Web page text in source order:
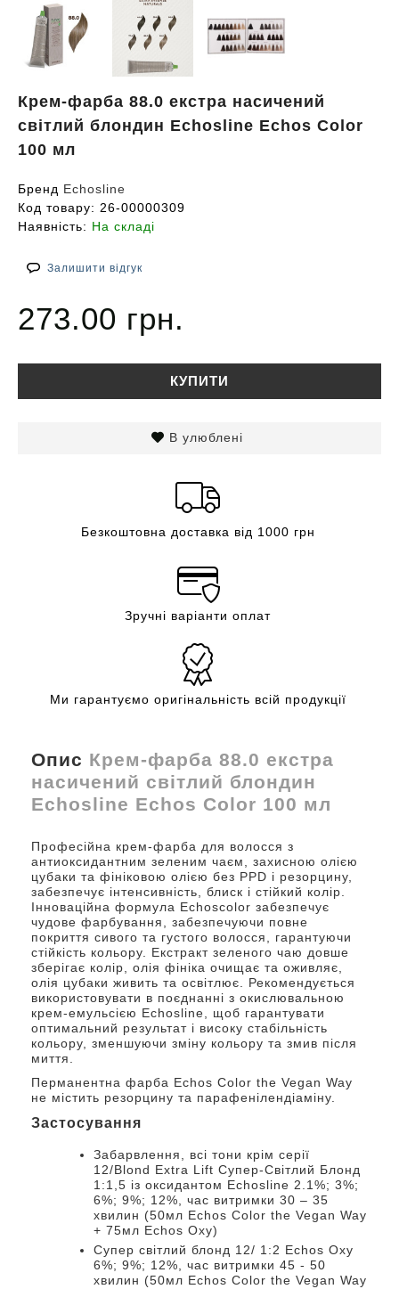
Крем-фарба 88.0 екстра насичений
світлий блондин Echosline Echos Color
100 мл
Бренд Echosline
Код товару: 26-00000309
Наявність: На складі
Залишити відгук
273.00 грн.
КУПИТИ
В улюблені
Безкоштовна доставка від 1000 грн
Зручні варіанти оплат
Ми гарантуємо оригінальність всій продукції
Опис Крем-фарба 88.0 екстра
насичений світлий блондин
Echosline Echos Color 100 мл
Професійна крем-фарба для волосся з
антиоксидантним зеленим чаєм, захисною олією
цубаки та фініковою олією без PPD і резорцину,
забезпечує інтенсивність, блиск і стійкий колір.
Інноваційна формула Echoscolor забезпечує
чудове фарбування, забезпечуючи повне
покриття сивого та густого волосся, гарантуючи
стійкість кольору. Екстракт зеленого чаю довше
зберігає колір, олія фініка очищає та оживляє,
олія цубаки живить та освітлює. Рекомендується
використовувати в поєднанні з окислювальною
крем-емульсією Echosline, щоб гарантувати
оптимальний результат і високу стабільність
кольору, зменшуючи зміну кольору та змив після
миття.
Перманентна фарба Echos Color the Vegan Way
не містить резорцину та парафенілендіаміну.
Застосування
Забарвлення, всі тони крім серії
12/Blond Extra Lift Супер-Світлий Блонд
1:1,5 із оксидантом Echosline 2.1%; 3%;
6%; 9%; 12%, час витримки 30 – 35
хвилин (50мл Echos Color the Vegan Way
+ 75мл Echos Oxy)
Супер світлий блонд 12/ 1:2 Echos Oxy
6%; 9%; 12%, час витримки 45 - 50
хвилин (50мл Echos Color the Vegan Way